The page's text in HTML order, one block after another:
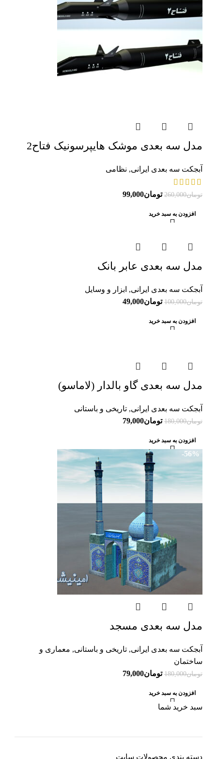
مدل سه بعدی موشک هایپرسونیک فتاح2
آبجکت سه بعدی ایرانی, نظامی
تومان260,000 تومان99,000
افزودن به سبد خرید
مدل سه بعدی عابر بانک
آبجکت سه بعدی ایرانی, ابزار و وسایل
تومان100,000 تومان49,000
افزودن به سبد خرید
مدل سه بعدی گاو بالدار (لاماسو)
آبجکت سه بعدی ایرانی, تاریخی و باستانی
تومان180,000 تومان79,000
افزودن به سبد خرید
-56%
مدل سه بعدی مسجد
آبجکت سه بعدی ایرانی, تاریخی و باستانی, معماری و
ساختمان
تومان180,000 تومان79,000
افزودن به سبد خرید
سبد خرید شما
دسته‌ بندی محصولات سایت